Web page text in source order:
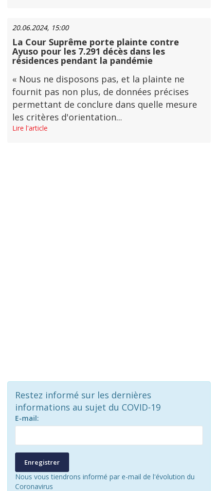
20.06.2024, 15:00
La Cour Suprême porte plainte contre
Ayuso pour les 7.291 décès dans les
résidences pendant la pandémie
« Nous ne disposons pas, et la plainte ne
fournit pas non plus, de données précises
permettant de conclure dans quelle mesure
les critères d'orientation...
Lire l'article
Restez informé sur les dernières
informations au sujet du COVID-19
E-mail:
Enregistrer
Nous vous tiendrons informé par e-mail de l'évolution du
Coronavirus